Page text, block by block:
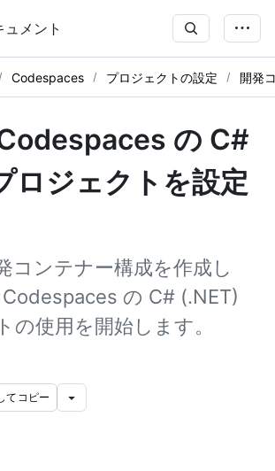
メント
Codespaces プロジェクトの設定 開発
の C#
ロジェクトを設定
コンテナー構成を作成し
の C# (.NET)
の使用を開始します。
てコピー